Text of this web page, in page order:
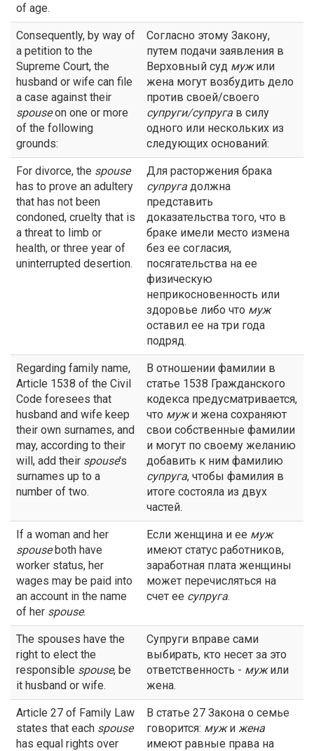
of age.
Consequently, by way of
a petition to the
Supreme Court, the
husband or wife can file
a case against their
spouseon one or more
of the following
grounds:
Согласно этому Закону,
путем подачи заявления в
Верховный суд мужили
жена могут возбудить дело
против своей/своего
супруги/супруга в силу
одного или нескольких из
следующих оснований:
For divorce, the spouse
has to prove an adultery
that has not been
condoned, cruelty that is
a threat to limb or
health, or three year of
uninterrupted desertion.
Для расторжения брака
супруга должна
представить
доказательства того, что в
браке имели место измена
без ее согласия,
посягательства на ее
физическую
неприкосновенность или
здоровье либо что муж
оставил ее на три года
подряд.
Regarding family name,
Article 1538 of the Civil
Code foresees that
husband and wife keep
their own surnames, and
may, according to their
will, add their spouse's
surnames up to a
number of two.
В отношении фамилии в
статье 1538 Гражданского
кодекса предусматривается,
что мужи жена сохраняют
свои собственные фамилии
и могут по своему желанию
добавить к ним фамилию
супруга, чтобы фамилия в
итоге состояла из двух
частей.
If a woman and her
spouseboth have
worker status, her
wages may be paid into
an account in the name
of her spouse.
Если женщина и ее муж
имеют статус работников,
заработная плата женщины
может перечисляться на
счет ее супруга.
The spouses have the
right to elect the
responsible spouse, be
it husband or wife.
Супруги вправе сами
выбирать, кто несет за это
ответственность - мужили
жена.
Article 27 of Family Law
states that each spouse
has equal rights over
В статье 27 Закона о семье
говорится: мужи жена
имеют равные права на